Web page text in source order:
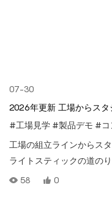
07-30
2026年更新 工場からスタ
の製造プロセスとライブシ
#工場見学 #製品デモ #コ
工場の組立ラインからス
ライトスティックの道の
場直販価格でプロ仕様の
58 0